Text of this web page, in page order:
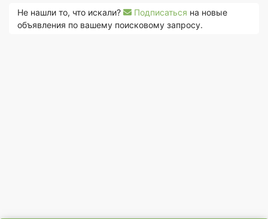
Не нашли то, что искали? Подписаться на новые
объявления по вашему поисковому запросу.